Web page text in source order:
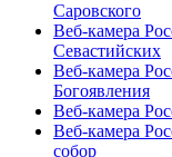
Саровского
Веб-камера
Севастийских
Веб-камера
Богоявления
Веб-камера
Веб-камера
собор